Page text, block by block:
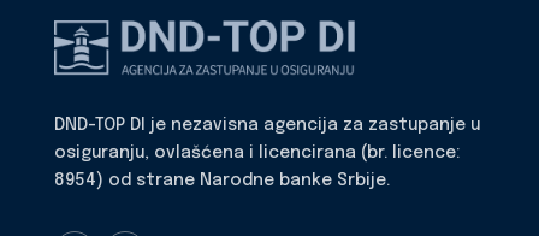
DND-TOP DI je nezavisna agencija za zastupanje u
osiguranju, ovlašćena i licencirana (br. licence:
8954) od strane Narodne banke Srbije.